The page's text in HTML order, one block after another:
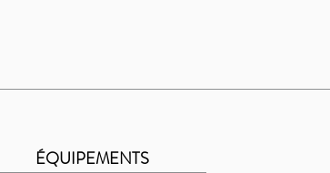
ÉQUIPEMENTS